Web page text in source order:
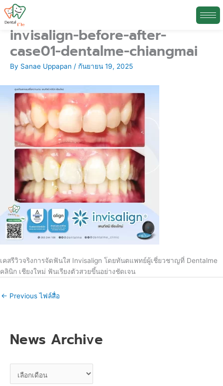
Skip
content
invisalign-before-after-
case01-dentalme-chiangmai
By Sanae Uppapan / กันยายน 19, 2025
เคสรีวิวจริงการจัดฟันใส Invisalign โดยทันตแพทย์ผู้เชี่ยวชาญที่ Dentalme
คลินิก เชียงใหม่ ฟันเรียงตัวสวยขึ้นอย่างชัดเจน
← Previous ไฟล์สื่อ
News Archive
N
A